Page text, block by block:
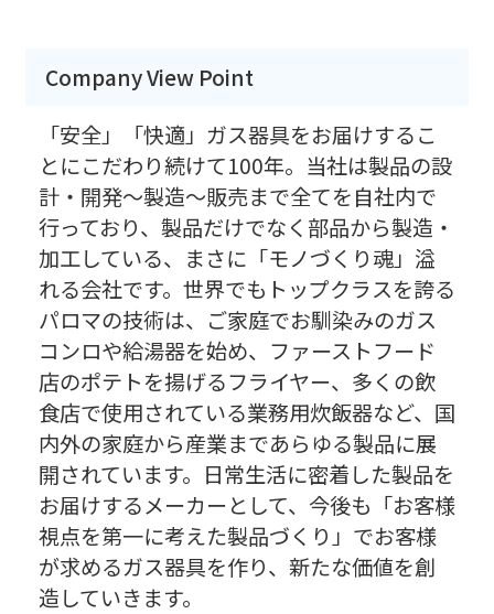
Company View Point
「安全」「快適」ガス器具をお届けするこ
とにこだわり続けて100年。当社は製品の設
計・開発～製造～販売まで全てを自社内で
行っており、製品だけでなく部品から製造・
加工している、まさに「モノづくり魂」溢
れる会社です。世界でもトップクラスを誇る
パロマの技術は、ご家庭でお馴染みのガス
コンロや給湯器を始め、ファーストフード
店のポテトを揚げるフライヤー、多くの飲
食店で使用されている業務用炊飯器など、国
内外の家庭から産業まであらゆる製品に展
開されています。日常生活に密着した製品を
お届けするメーカーとして、今後も「お客様
視点を第一に考えた製品づくり」でお客様
が求めるガス器具を作り、新たな価値を創
造していきます。